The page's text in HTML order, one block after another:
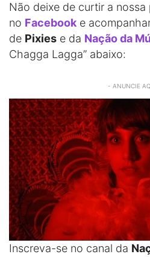
Não deixe de curtir a nossa
no Facebook e
de Pixies e da Nação da
Chagga Lagga” abaixo:
- ANUNCIE
Inscreva-se no canal da